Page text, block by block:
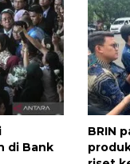
di Bank
BRIN
Vaksin HPV
laki
2026-08-06